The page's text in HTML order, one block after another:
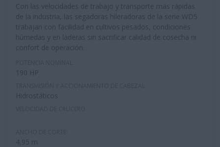
Con las velocidades de trabajo y transporte más rápidas
de la industria, las segadoras hileradoras de la serie WD5
trabajan con facilidad en cultivos pesados, condiciones
húmedas y en laderas sin sacrificar calidad de cosecha ni
confort de operación.
190 HP
Hidrostáticos
4,95 m